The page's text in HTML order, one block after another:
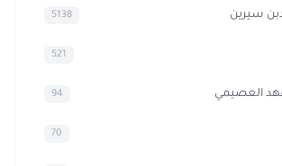
سيرين 5138
521
العصيمي 94
70